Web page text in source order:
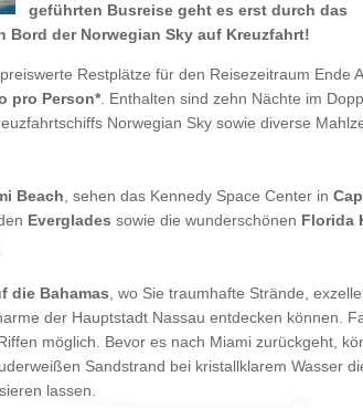
geführten Busreise geht es erst durch das
der Norwegian Sky auf Kreuzfahrt!
Restplätze für den Reisezeitraum Ende
pro Person*. Enthalten sind zehn Nächte im
Norwegian Sky sowie diverse
Beach , sehen das Kennedy Space Center in
Everglades sowie die wunderschönen Florida
die Bahamas , wo Sie traumhafte Strände,
der Hauptstadt Nassau entdecken können.
möglich. Bevor es nach Miami zurückgeht,
Sandstrand bei kristallklarem Wasser
lassen.